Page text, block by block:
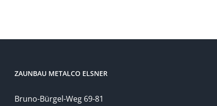
ZAUNBAU METALCO ELSNER
Bruno-Bürgel-Weg 69-81